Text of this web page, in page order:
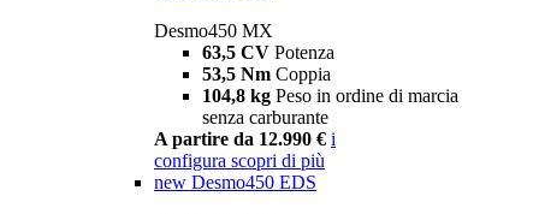
Desmo450 MX
63,5 CV Potenza
53,5 Nm Coppia
104,8 kg Peso in ordine di marcia
senza carburante
A partire da 12.990 € i
configura scopri di più
new Desmo450 EDS